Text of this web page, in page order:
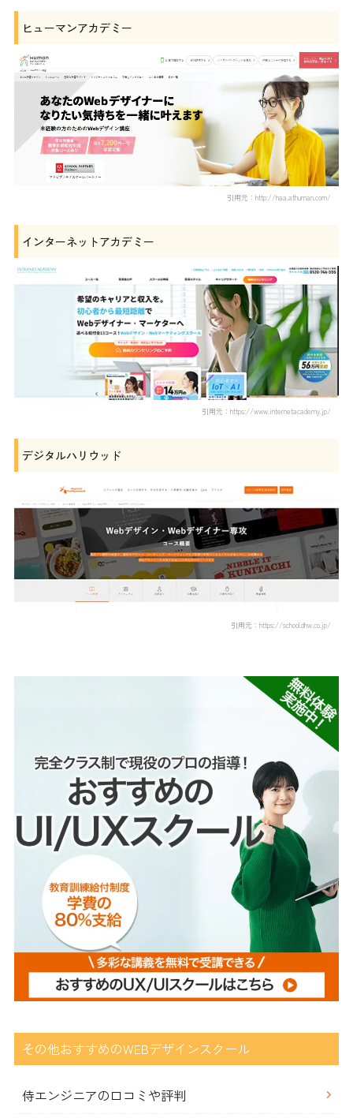
ヒューマンアカデミー
引用元：http://haa.athuman.com/
インターネットアカデミー
引用元：https://www.internetacademy.jp/
デジタルハリウッド
引用元：https://school.dhw.co.jp/
その他おすすめのWEBデザインスクール
侍エンジニアの口コミや評判